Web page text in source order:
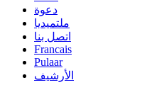
دعوة
ملتميديا
اتصل بنا
Francais
Pulaar
الأرشيف